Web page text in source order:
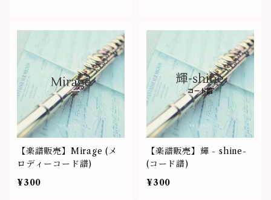
【楽譜販売】Mirage (メ
ロディーコード譜)
¥300
【楽譜販売】輝 - shine-
(コード譜)
¥300